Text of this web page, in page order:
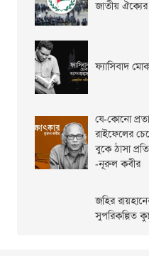
জাতীয় ঐক্যের
ফ্যাসিবাদ
যে-কোনো
রাইফেলের
বুকে ঠাসা
-নূরুল কবীর
জহির
সুপরিকল্পিত